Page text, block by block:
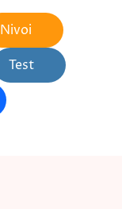
Nivoi
Test